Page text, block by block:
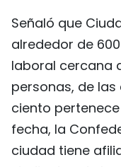
Señaló que
alrededor de
laboral cercana
personas, de
ciento
fecha, la
ciudad tiene